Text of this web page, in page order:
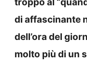
di affascinante
dell’ora del
molto più di un